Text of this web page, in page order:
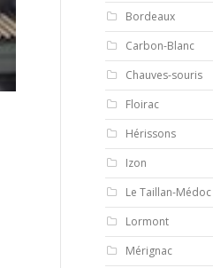
Bordeaux
Carbon-Blanc
Chauves-souris
Floirac
Hérissons
Izon
Le Taillan-Médoc
Lormont
Mérignac